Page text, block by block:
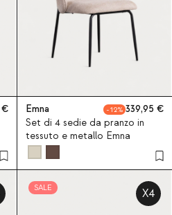
Emna 12
339,95
Set di 4 sedie da pranzo in
tessuto e metallo Emna
SALE X4